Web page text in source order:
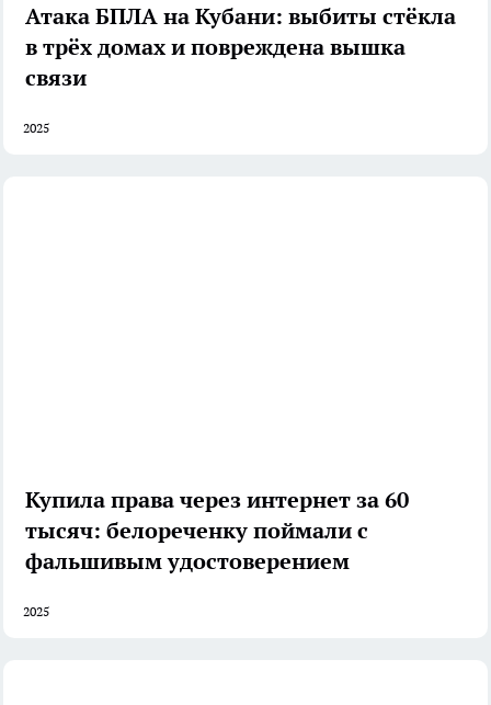
Атака БПЛА на Кубани: выбиты стёкла
в трёх домах и повреждена вышка
связи
2025
Купила права через интернет за 60
тысяч: белореченку поймали с
фальшивым удостоверением
2025